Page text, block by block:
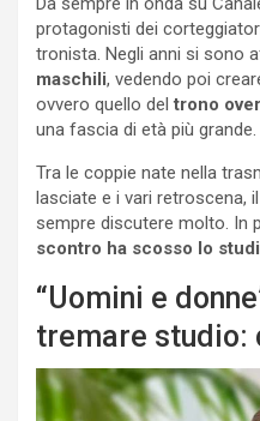
protagonisti dei
tronista. Negli anni si sono
maschili, vedendo poi
ovvero quello del trono over
una fascia di età più grande.
Tra le coppie nate nella
lasciate e i vari retroscena,
sempre discutere molto. In
scontro ha scosso lo
“Uomini e
tremare studio: